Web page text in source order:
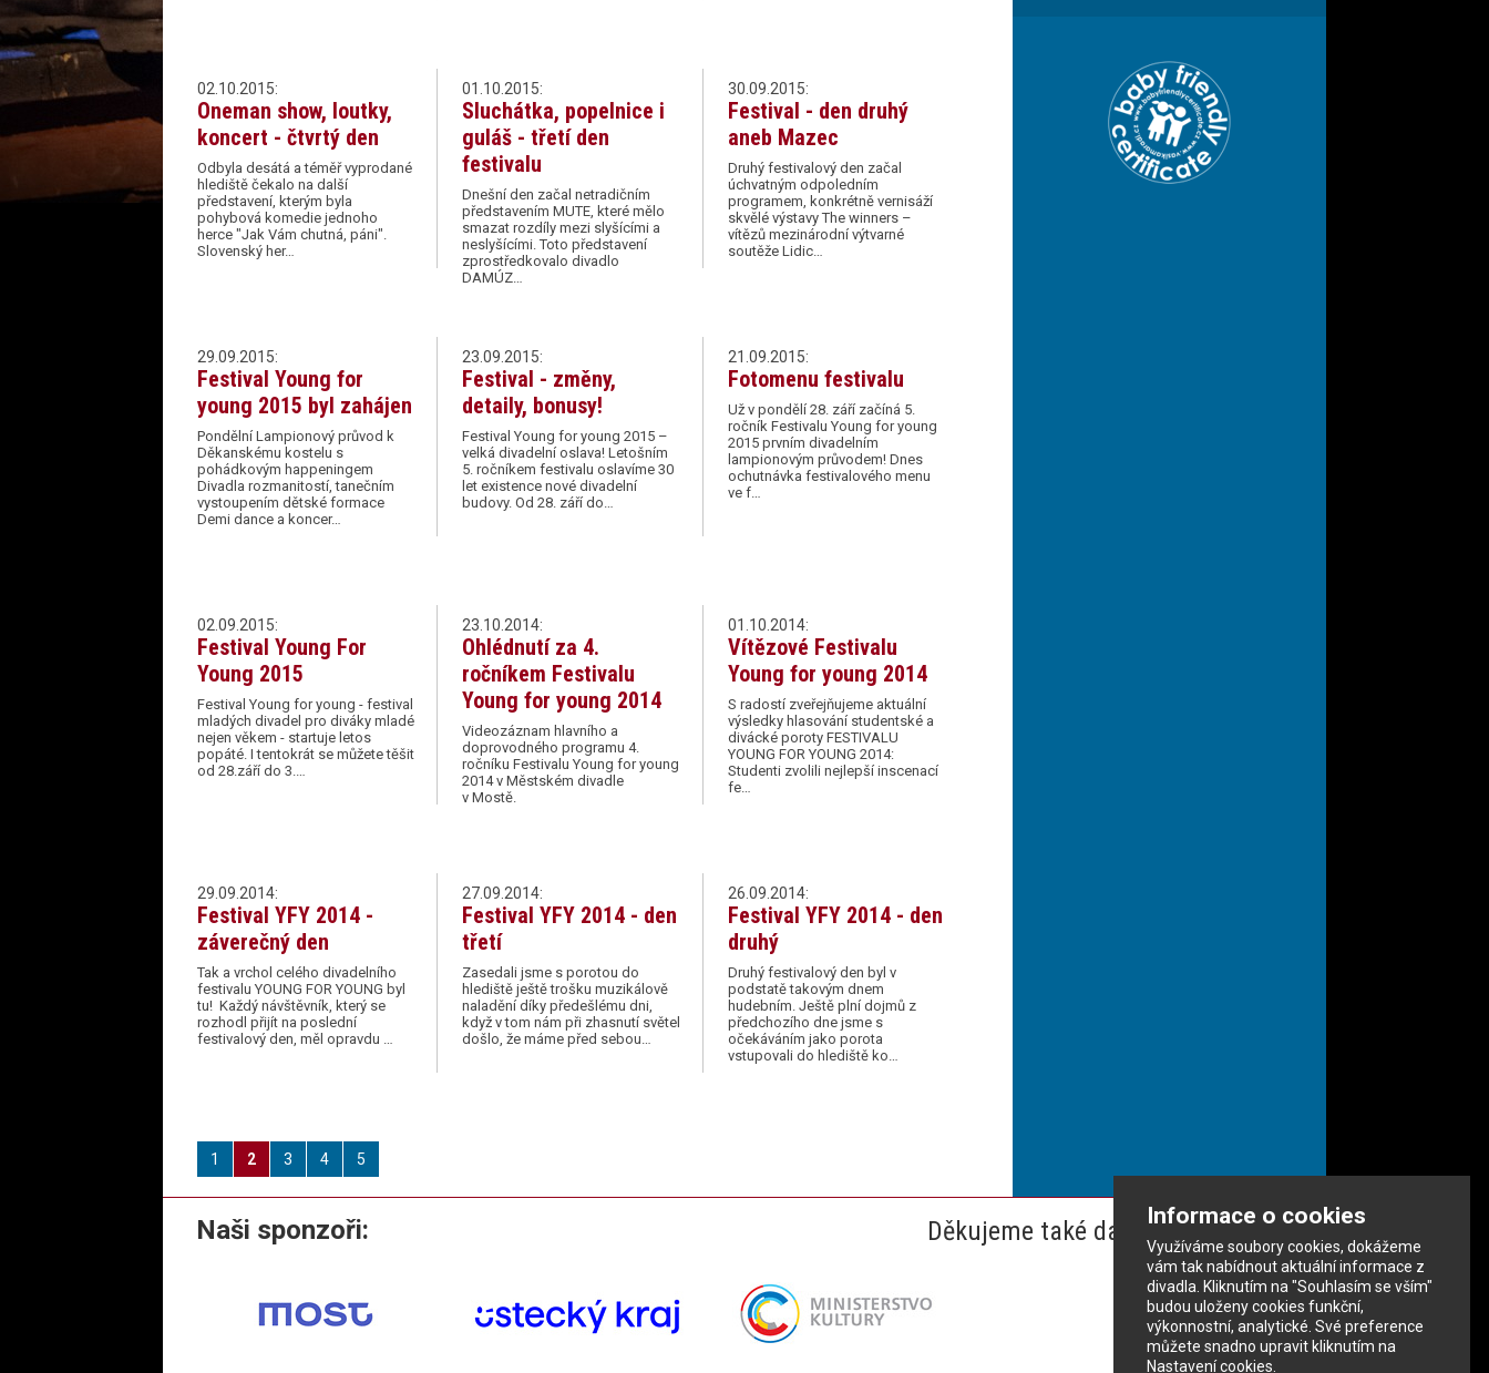
Informace o cookies
Využíváme soubory cookies, dokážeme
vám tak nabídnout aktuální informace z
divadla. Kliknutím na "Souhlasím se vším"
budou uloženy cookies funkční,
výkonnostní, analytické. Své preference
můžete snadno upravit kliknutím na
Nastavení cookies.
02.10.2015:
Oneman show, loutky,
koncert - čtvrtý den
Odbyla desátá a téměř vyprodané
hlediště čekalo na další
představení, kterým byla
pohybová komedie jednoho
herce "Jak Vám chutná, páni".
Slovenský her…
01.10.2015:
Sluchátka, popelnice i
guláš - třetí den
festivalu
Dnešní den začal netradičním
představením MUTE, které mělo
smazat rozdíly mezi slyšícími a
neslyšícími. Toto představení
zprostředkovalo divadlo
DAMÚZ…
30.09.2015:
Festival - den druhý
aneb Mazec
Druhý festivalový den začal
úchvatným odpoledním
programem, konkrétně vernisáží
skvělé výstavy The winners –
vítězů mezinárodní výtvarné
soutěže Lidic…
29.09.2015:
Festival Young for
young 2015 byl zahájen
Pondělní Lampionový průvod k
Děkanskému kostelu s
pohádkovým happeningem
Divadla rozmanitostí, tanečním
vystoupením dětské formace
Demi dance a koncer…
23.09.2015:
Festival - změny,
detaily, bonusy!
Festival Young for young 2015 –
velká divadelní oslava! Letošním
5. ročníkem festivalu oslavíme 30
let existence nové divadelní
budovy. Od 28. září do…
21.09.2015:
Fotomenu festivalu
Už v pondělí 28. září začíná 5.
ročník Festivalu Young for young
2015 prvním divadelním
lampionovým průvodem! Dnes
ochutnávka festivalového menu
ve f…
02.09.2015:
Festival Young For
Young 2015
Festival Young for young - festival
mladých divadel pro diváky mladé
nejen věkem - startuje letos
popáté. I tentokrát se můžete těšit
od 28.září do 3.…
23.10.2014:
Ohlédnutí za 4.
ročníkem Festivalu
Young for young 2014
Videozáznam hlavního a
doprovodného programu 4.
ročníku Festivalu Young for young
2014 v Městském divadle
v Mostě.
01.10.2014:
Vítězové Festivalu
Young for young 2014
S radostí zveřejňujeme aktuální
výsledky hlasování studentské a
divácké poroty FESTIVALU
YOUNG FOR YOUNG 2014:
Studenti zvolili nejlepší inscenací
fe…
29.09.2014:
Festival YFY 2014 -
záverečný den
Tak a vrchol celého divadelního
festivalu YOUNG FOR YOUNG byl
tu! Každý návštěvník, který se
rozhodl přijít na poslední
festivalový den, měl opravdu …
27.09.2014:
Festival YFY 2014 - den
třetí
Zasedali jsme s porotou do
hlediště ještě trošku muzikálově
naladění díky předešlému dni,
když v tom nám při zhasnutí světel
došlo, že máme před sebou…
26.09.2014:
Festival YFY 2014 - den
druhý
Druhý festivalový den byl v
podstatě takovým dnem
hudebním. Ještě plní dojmů z
předchozího dne jsme s
očekáváním jako porota
vstupovali do hlediště ko…
1 2 3 4 5
Děkujeme také dalším partnerům
Naši sponzoři: